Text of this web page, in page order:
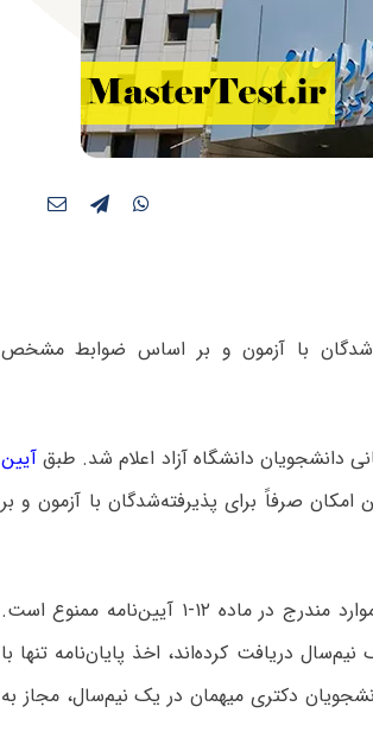
با آزمون و بر اساس ضوابط مشخص
دانشجویان دانشگاه آزاد اعلام شد. طبقآیین
امکان صرفاً برای پذیرفته‌شدگان با آزمون و بر
همچنین، انتقال مجدد در هر مقطع تحصیلی به جز موارد مندرج در ماده ۱۲-۱ آیین‌نامه ممنوع است.
دریافت کرده‌اند، اخذ پایان‌نامه تنها با
دکتری میهمان در یک نیم‌سال، مجاز به